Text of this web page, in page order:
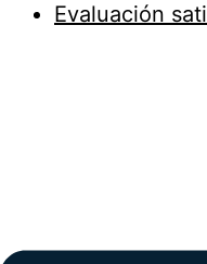
Evaluación